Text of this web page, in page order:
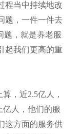
程当中持续地改
题，一件一件去
题，就是养老服
起我们更高的重
，近2.5亿人，
亿人，他们的服
这方面的服务供